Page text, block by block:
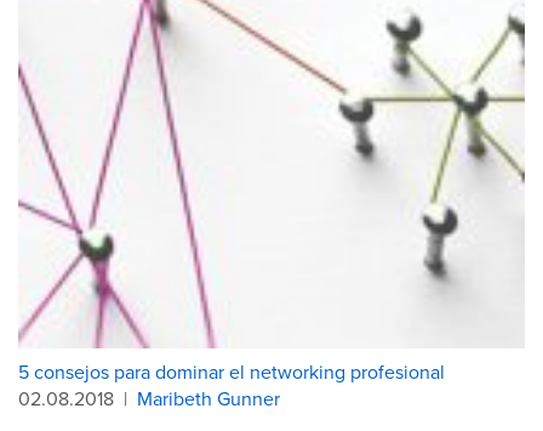
5 consejos para dominar el networking profesional
02.08.2018 | Maribeth Gunner